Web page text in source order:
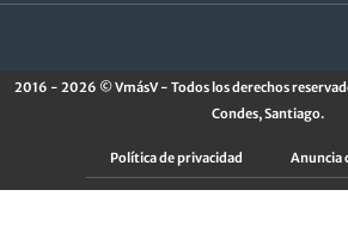
2016 - 2026 © VmásV - Todos los derechos
Condes, Santiago.
Política de privacidad Anuncia